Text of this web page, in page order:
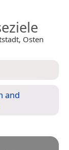
Osten
and